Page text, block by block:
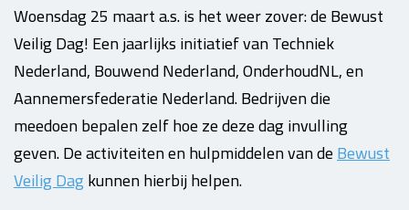
Woensdag 25 maart a.s. is het weer zover: de Bewust
Veilig Dag! Een jaarlijks initiatief van Techniek
Nederland, Bouwend Nederland, OnderhoudNL, en
Aannemersfederatie Nederland. Bedrijven die
meedoen bepalen zelf hoe ze deze dag invulling
geven. De activiteiten en hulpmiddelen van deBewust
Veilig Dagkunnen hierbij helpen.